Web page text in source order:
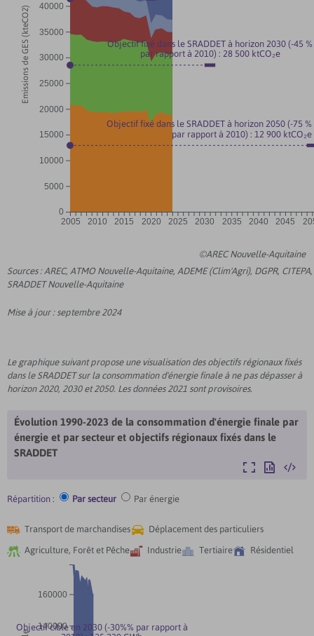
©AREC Nouvelle-Aquitaine
2005 2010 2015 2020 2025 2030 2035 2040 2045
0
5000
10000
15000
20000
25000
30000
35000
40000
Emissions de GES (kteCO2)
Objectif fixé dans le SRADDET à horizon 2030 (-45 %
par rapport à 2010) : 28 500 ktCO₂e
Objectif fixé dans le SRADDET à horizon 2050 (-75 %
par rapport à 2010) : 12 900 ktCO₂e
Sources : AREC, ATMO Nouvelle-Aquitaine, ADEME (Clim'Agri), DGPR, CITEPA,
SRADDET Nouvelle-Aquitaine
Mise à jour : septembre 2024
Le graphique suivant propose une visualisation des objectifs régionaux fixés
dans le SRADDET sur la consommation d'énergie finale à ne pas dépasser à
horizon 2020, 2030 et 2050. Les données 2021 sont provisoires.
Évolution 1990-2023 de la consommation d'énergie finale par
énergie et par secteur et objectifs régionaux fixés dans le
SRADDET
AgrandirExporter
Répartition : Par secteur Par énergie
 Transport de marchandises Déplacement des particuliers
 Agriculture, Forêt et Pêche Industrie Tertiaire Résidentiel
140000
160000
Objectif cible en 2030 (-30%% par rapport à